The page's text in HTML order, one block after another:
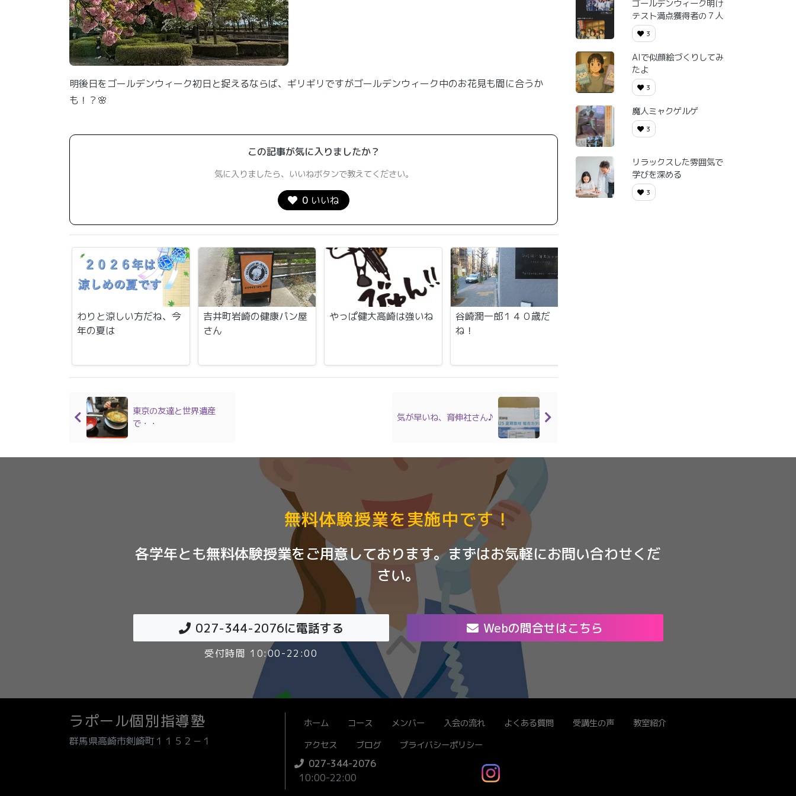
明後日をゴールデンウィーク初日と捉えるならば、ギリギリですがゴールデンウィーク中のお花見も間に合うか
も！？🌸
この記事が気に入りましたか？
気に入りましたら、いいねボタンで教えてください。
0 いいね
わりと涼しい方だね、今
年の夏は
吉井町岩崎の健康パン屋
さん
やっぱ健大高崎は強いね
谷崎潤一郎１４０歳だ
ね！
東京の友達と世界遺産
で・・
気が早いね、育伸社さん♪
ゴールデンウィーク明け
テスト満点獲得者の７人
3
AIで似顔絵づくりしてみ
たよ
3
魔人ミャクゲルゲ
3
リラックスした雰囲気で
学びを深める
3
無料体験授業を実施中です！
各学年とも無料体験授業をご用意しております。まずはお気軽にお問い合わせくだ
さい。
027-344-2076に電話する
受付時間 10:00-22:00
Webの問合せはこちら
ラポール個別指導塾
群馬県高崎市剣崎町１１５２－１
ホーム コース メンバー 入会の流れ よくある質問 受講生の声
教室紹介
アクセス
ブログ プライバシーポリシー
027-344-2076
10:00-22:00